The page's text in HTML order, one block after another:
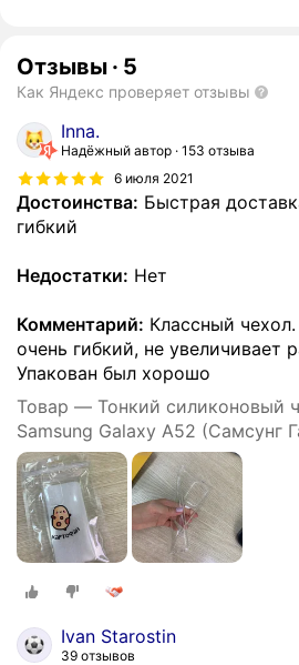
Отзывы · 5
Как Яндекс проверяет отзывы
Inna.
Надёжный автор 153 отзыва
6 июля 2021
Достоинства: Быстрая
гибкий
Недостатки: Нет
Комментарий: Классный
очень гибкий, не увеличивает
Упакован был хорошо
Товар — Тонкий силиконовый
Samsung Galaxy A52 (Самсунг
прозрачный
Ivan Starostin
39 отзывов